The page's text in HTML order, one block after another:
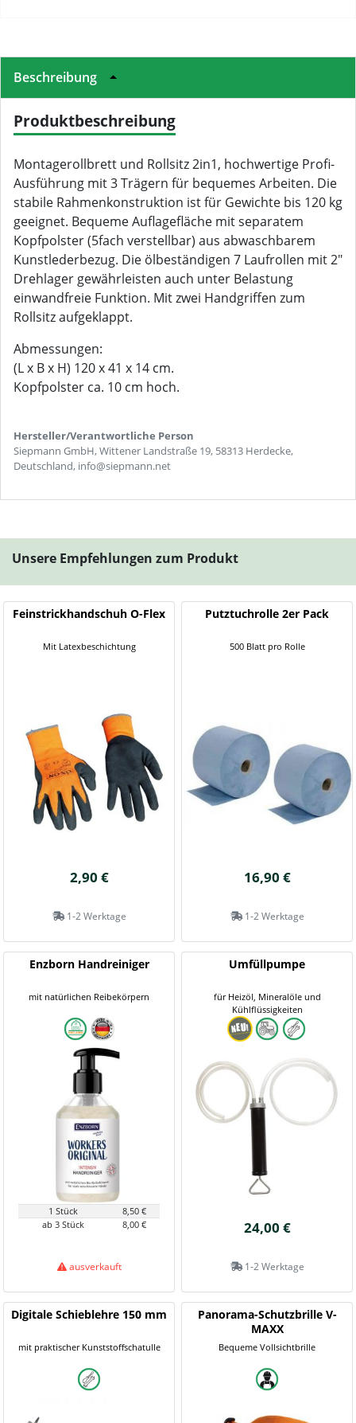
Beschreibung
Produktbeschreibung
Montagerollbrett und Rollsitz 2in1, hochwertige Profi-
Ausführung mit 3 Trägern für bequemes Arbeiten. Die
stabile Rahmenkonstruktion ist für Gewichte bis 120 kg
geeignet. Bequeme Auflagefläche mit separatem
Kopfpolster (5fach verstellbar) aus abwaschbarem
Kunstlederbezug. Die ölbeständigen 7 Laufrollen mit 2"
Drehlager gewährleisten auch unter Belastung
einwandfreie Funktion. Mit zwei Handgriffen zum
Rollsitz aufgeklappt.
Abmessungen:
(L x B x H) 120 x 41 x 14 cm.
Kopfpolster ca. 10 cm hoch.
Hersteller/Verantwortliche Person
Siepmann GmbH, Wittener Landstraße 19, 58313 Herdecke,
Deutschland, info@siepmann.net
Unsere Empfehlungen zum Produkt
Feinstrickhandschuh O-Flex
Mit Latexbeschichtung
2,90 €
1-2 Werktage
Putztuchrolle 2er Pack
500 Blatt pro Rolle
16,90 €
1-2 Werktage
Enzborn Handreiniger
mit natürlichen Reibekörpern
1 Stück
8,50 €
ab 3 Stück
8,00 €
ausverkauft
Umfüllpumpe
für Heizöl, Mineralöle und
Kühlflüssigkeiten
24,00 €
1-2 Werktage
Digitale Schieblehre 150 mm
mit praktischer Kunststoffschatulle
Panorama-Schutzbrille V-
MAXX
Bequeme Vollsichtbrille